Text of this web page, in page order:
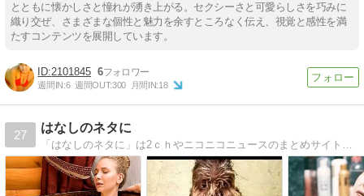
とともに懐かしさと憧れが湧き上がる。セクシーさと可愛らしさを巧みに
織り交ぜ、さまざまな個性と魅力を余すところなく伝え、視覚と感性を満
たすコンテンツを展開しています。
2101845 6
週間IN:6 週間OUT:300 月間IN:18
27
はなしのネタに
「はなしのネタに」は2ｃｈやニコニコニュースのまとめサイトになります。面白ネタや時事ネタを掲載しています。